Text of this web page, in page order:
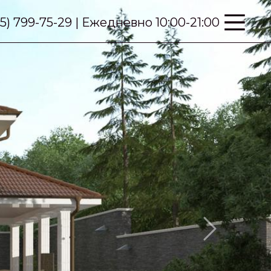
799-75-29 | Ежедневно 10:00-21:00
Next